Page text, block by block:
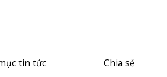
tin tức Chia sẻ